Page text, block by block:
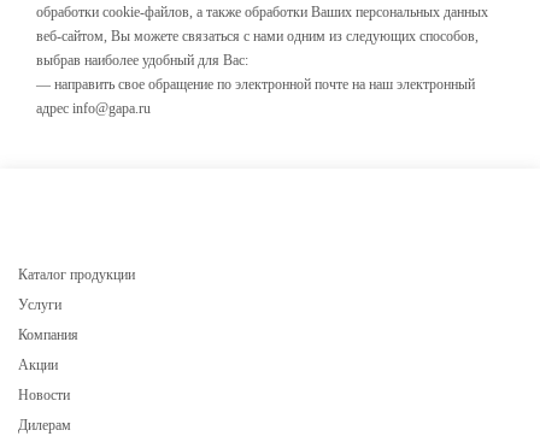
обработки cookie-файлов, а также обработки Ваших персональных данных
веб-сайтом, Вы можете связаться с нами одним из следующих способов,
выбрав наиболее удобный для Вас:
— направить свое обращение по электронной почте на наш электронный
адрес info@gapa.ru
Каталог продукции
Услуги
Компания
Акции
Новости
Дилерам